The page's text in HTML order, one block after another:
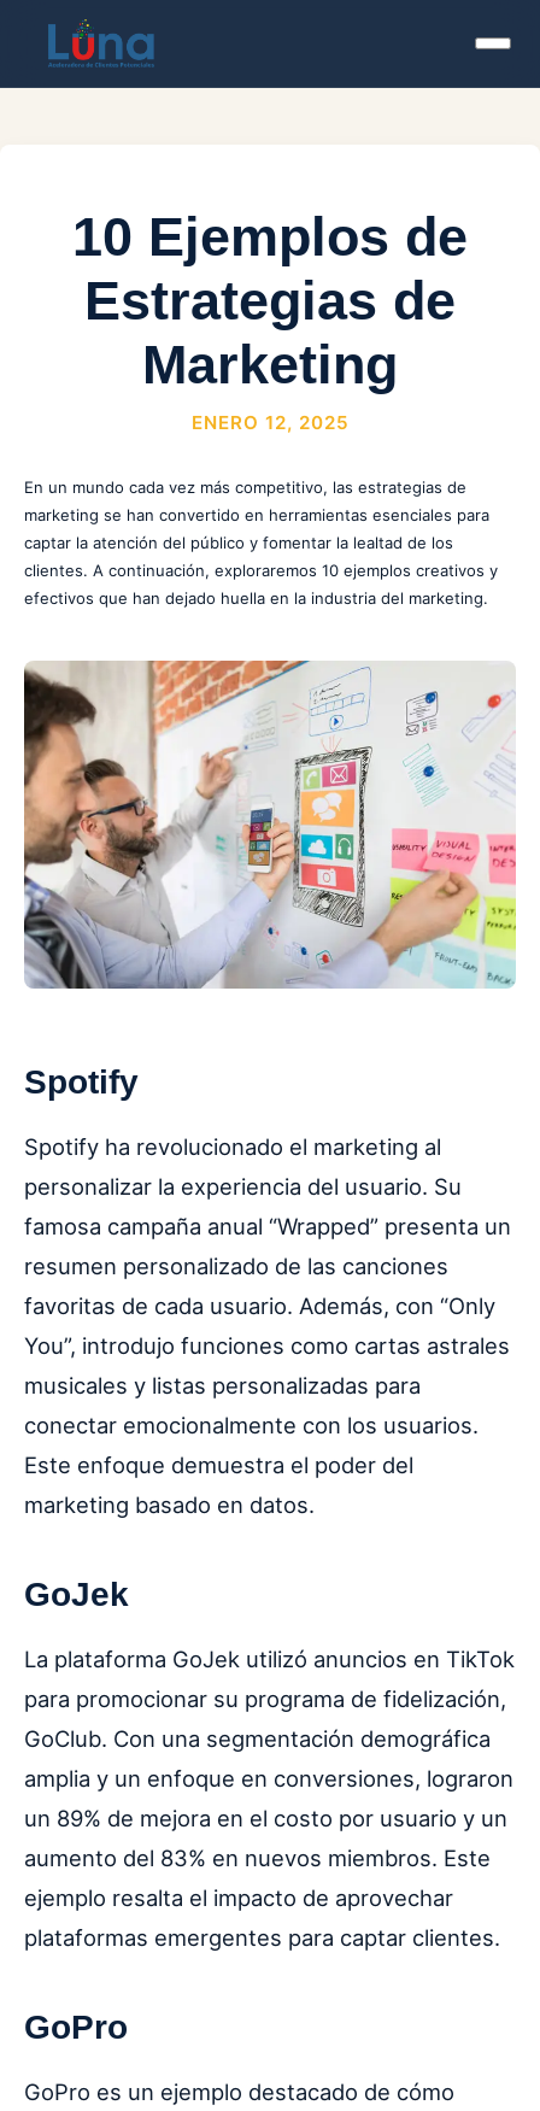
10 Ejemplos de
Estrategias de
Marketing
ENERO 12, 2025
En un mundo cada vez más competitivo, las estrategias de
marketing se han convertido en herramientas esenciales para
captar la atención del público y fomentar la lealtad de los
clientes. A continuación, exploraremos 10 ejemplos creativos y
efectivos que han dejado huella en la industria del marketing.
Spotify
Spotify ha revolucionado el marketing al
personalizar la experiencia del usuario. Su
famosa campaña anual “Wrapped” presenta un
resumen personalizado de las canciones
favoritas de cada usuario. Además, con “Only
You”, introdujo funciones como cartas astrales
musicales y listas personalizadas para
conectar emocionalmente con los usuarios.
Este enfoque demuestra el poder del
marketing basado en datos.
GoJek
La plataforma GoJek utilizó anuncios en TikTok
para promocionar su programa de fidelización,
GoClub. Con una segmentación demográfica
amplia y un enfoque en conversiones, lograron
un 89% de mejora en el costo por usuario y un
aumento del 83% en nuevos miembros. Este
ejemplo resalta el impacto de aprovechar
plataformas emergentes para captar clientes.
GoPro
GoPro es un ejemplo destacado de cómo